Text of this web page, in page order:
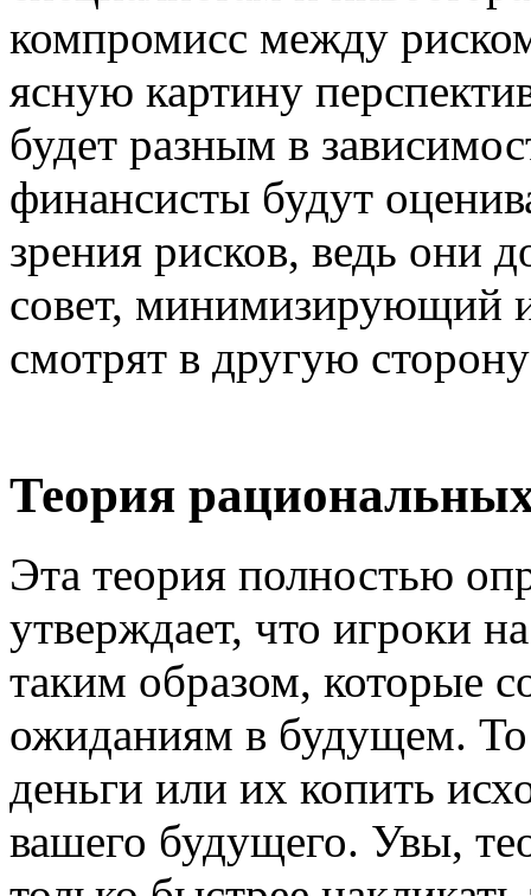
компромисс между
ясную картину
будет разным в
финансисты будут
зрения рисков, ведь они
совет, минимизирующий
смотрят в другую
Теория
Эта теория полностью
утверждает, что игроки
таким образом, которые
ожиданиям в будущем. То
деньги или их копить
вашего будущего. Увы,